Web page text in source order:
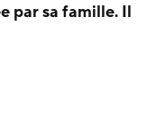
par sa famille. Il